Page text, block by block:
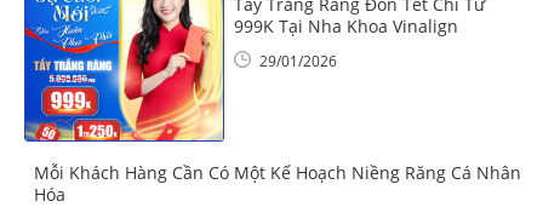
999K Tại Nha Khoa Vinalign
29/01/2026
Mỗi Khách Hàng Cần Có Một Kế Hoạch Niềng Răng Cá Nhân
Hóa